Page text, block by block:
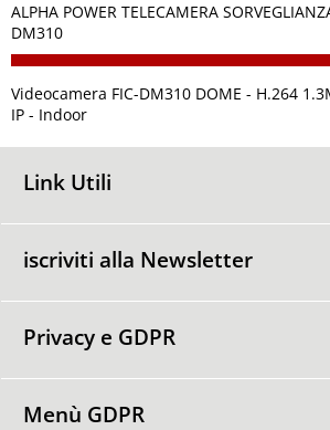
ALPHA POWER TELECAMERA
DM310
Videocamera FIC-DM310 DOME - H.264
IP - Indoor
Link Utili
Contattaci
iscriviti alla Newsletter
Ho letto ed accetto le condizioni dell'
Privacy e GDPR
Punti GDPR
Menù GDPR